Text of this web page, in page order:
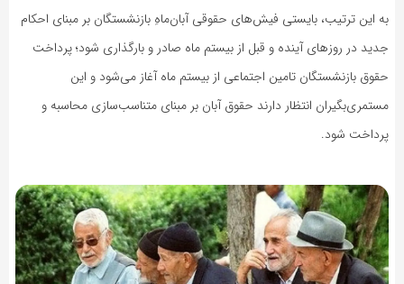
به این ترتیب، بایستی فیش‌های حقوقی آبان‌ماهِ بازنشستگان بر مبنای احکام
جدید در روزهای آینده و قبل از بیستم ماه صادر و بارگذاری شود؛ پرداخت
حقوق بازنشستگان تامین اجتماعی از بیستم ماه آغاز می‌شود و این
مستمری‌بگیران انتظار دارند حقوق آبان بر مبنای متناسب‌سازی محاسبه و
پرداخت شود.